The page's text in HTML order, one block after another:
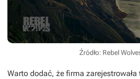
Źródło: Rebel
Warto dodać, że firma zarejestrowała